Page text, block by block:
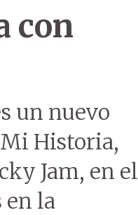
con
un nuevo
Historia,
Jam, en el
en la